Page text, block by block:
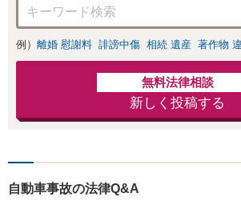
例） 離婚 慰謝料 誹謗中傷 相続 遺産 著作物
無料法律相談
新しく投稿する
自動車事故の法律Q&A